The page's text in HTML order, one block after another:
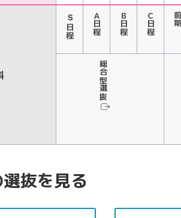
S日程 Ａ日程 Ｂ日程 Ｃ日程 前期
総合型選抜
抜を見る